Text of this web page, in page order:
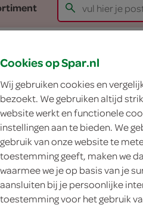
1.
1
Cookies op Spar.nl
Wij gebruiken cookies en
bezoekt. We gebruiken altijd
website werkt en functionele
instellingen aan te bieden. We
gebruik van onze website te
toestemming geeft, maken we
waarmee we je op basis van je
aansluiten bij je persoonlijke
toestemming voor het gebruik